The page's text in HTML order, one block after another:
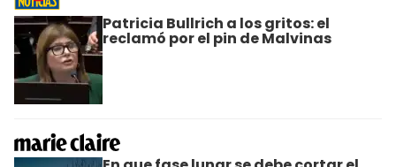
Patricia Bullrich a los gritos: el
reclamó por el pin de Malvinas